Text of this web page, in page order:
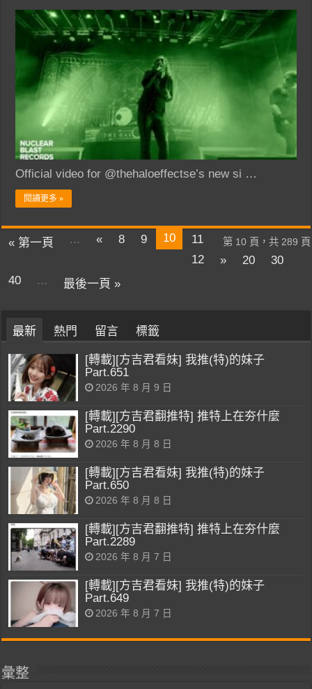
Official video for @thehaloeffectse’s new si …
閱讀更多 »
第 10 頁，共 289 頁
« 第一頁 ... « 8 9 10
11
12
» 20
30
40
... 最後一頁 »
最新 熱門 留言 標籤
[轉載][方吉君看妹] 我推(特)的妹子
Part.651
2026 年 8 月 9 日
[轉載][方吉君翻推特] 推特上在夯什麼
Part.2290
2026 年 8 月 8 日
[轉載][方吉君看妹] 我推(特)的妹子
Part.650
2026 年 8 月 8 日
[轉載][方吉君翻推特] 推特上在夯什麼
Part.2289
2026 年 8 月 7 日
[轉載][方吉君看妹] 我推(特)的妹子
Part.649
2026 年 8 月 7 日
彙整